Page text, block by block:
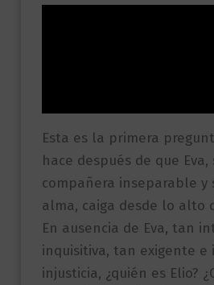
Esta es la primera
hace después de que
compañera inseparable y
alma, caiga desde lo alto
En ausencia de Eva, tan
inquisitiva, tan exigente
injusticia, ¿quién es Elio?